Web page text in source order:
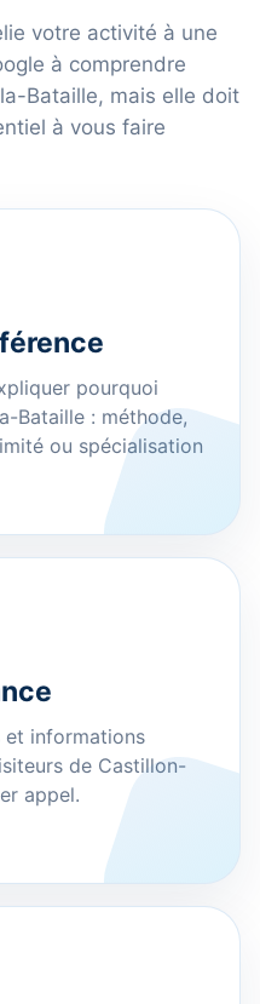
votre activité à une
à comprendre
Bataille, mais elle doit
à vous faire
pourquoi
Bataille : méthode,
ou spécialisation
et informations
de Castillon-
appel.